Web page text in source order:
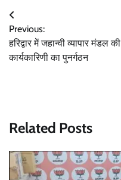
Post
navigation
Previous:
हरिद्वार में जहान्वी व्यापार मंडल की
कार्यकारिणी का पुनर्गठन
Related Posts